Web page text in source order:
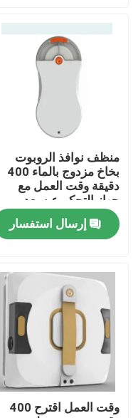
منتجات
أشرطة فيديو
معلومات عنا
جولة في المعمل
رقابة جودة
اطلب اقتباس
الروبوت مكنسة كهربائية
منظف ​​نوافذ الروبوت
منظف ​​نوافذ الروبوت
بخاخ مزدوج بالماء 400
دقيقة وقت العمل مع
جهاز التحكم عن بعد
إرسال استفسار
وقت العمل اقترح 400